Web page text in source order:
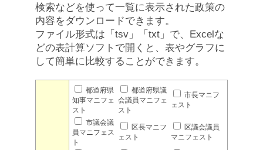
検索などを使って一覧に表示された政策の
内容をダウンロードできます。
ファイル形式は「tsv」「txt」で、Excelな
どの表計算ソフトで開くと、表やグラフに
して簡単に比較することができます。
都道府県
知事マニフェ
スト
都道府県議
会議員マニフェ
スト
市長マニフ
ェスト
市議会議
員マニフェス
ト
区長マニフ
ェスト
区議会議員
マニフェスト